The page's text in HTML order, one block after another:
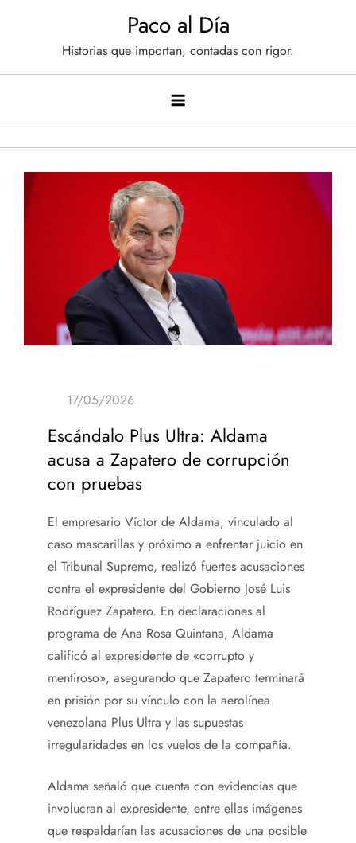
Paco al Día
Historias que importan, contadas con rigor.
Escándalo Plus Ultra: Aldama
acusa a Zapatero de corrupción
con pruebas
El empresario Víctor de Aldama, vinculado al
caso mascarillas y próximo a enfrentar juicio en
el Tribunal Supremo, realizó fuertes acusaciones
contra el expresidente del Gobierno José Luis
Rodríguez Zapatero. En declaraciones al
programa de Ana Rosa Quintana, Aldama
calificó al expresidente de «corrupto y
mentiroso», asegurando que Zapatero terminará
en prisión por su vínculo con la aerolínea
venezolana Plus Ultra y las supuestas
irregularidades en los vuelos de la compañía.
Aldama señaló que cuenta con evidencias que
involucran al expresidente, entre ellas imágenes
que respaldarían las acusaciones de una posible